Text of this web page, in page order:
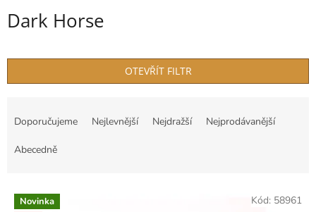
Dark Horse
OTEVŘÍT FILTR
p
Doporučujeme Nejlevnější Nejdražší Nejprodávanější
Abecedně
V Novinka
Kód: 58961